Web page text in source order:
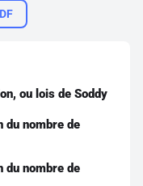
offerts.
ou lois de Soddy
du nombre de
du nombre de